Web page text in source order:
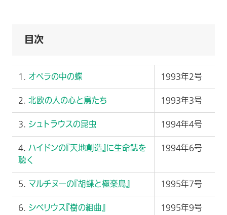
目次
1. オペラの中の蝶 1993年2号
2. 北欧の人の心と鳥たち 1993年3号
3. シュトラウスの昆虫 1994年4号
4. ハイドンの『天地創造』に生命誌を
聴く
1994年6号
5. マルチヌーの『胡蝶と極楽鳥』 1995年7号
6. シベリウス『樹の組曲』 1995年9号